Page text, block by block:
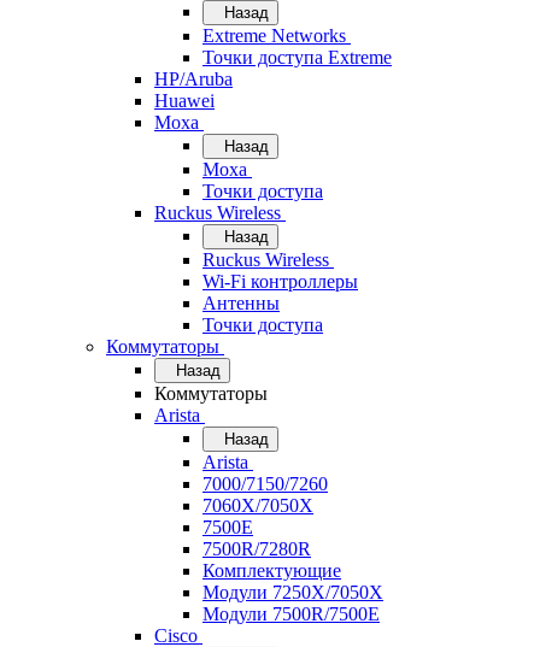
Назад
Extreme Networks
Точки доступа Extreme
HP/Aruba
Huawei
Moxa
Назад
Moxa
Точки доступа
Ruckus Wireless
Назад
Ruckus Wireless
Wi-Fi контроллеры
Антенны
Точки доступа
Коммутаторы
Назад
Коммутаторы
Arista
Назад
Arista
7000/7150/7260
7060X/7050X
7500E
7500R/7280R
Комплектующие
Модули 7250X/7050X
Модули 7500R/7500E
Cisco